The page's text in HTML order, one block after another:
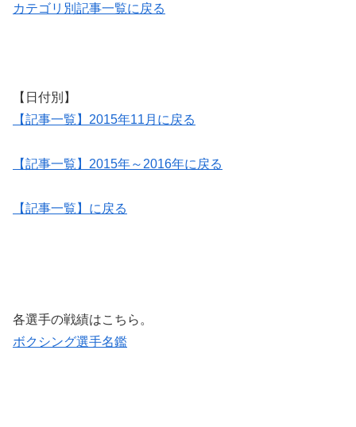
カテゴリ別記事一覧に戻る
【日付別】
【記事一覧】2015年11月に戻る
【記事一覧】2015年～2016年に戻る
【記事一覧】に戻る
各選手の戦績はこちら。
ボクシング選手名鑑